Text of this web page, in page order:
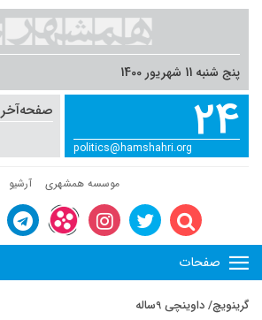
24
politics@hamshahri.org
پنج شنبه 11 شهریور 1400
صفحه‌آخر
موسسه همشهری آرشیو
صفحات
گرینویچ/ داوینچی 9ساله